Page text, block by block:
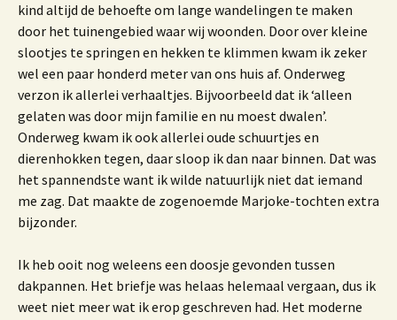
kind altijd de behoefte om lange wandelingen te maken
door het tuinengebied waar wij woonden. Door over kleine
slootjes te springen en hekken te klimmen kwam ik zeker
wel een paar honderd meter van ons huis af. Onderweg
verzon ik allerlei verhaaltjes. Bijvoorbeeld dat ik ‘alleen
gelaten was door mijn familie en nu moest dwalen’.
Onderweg kwam ik ook allerlei oude schuurtjes en
dierenhokken tegen, daar sloop ik dan naar binnen. Dat was
het spannendste want ik wilde natuurlijk niet dat iemand
me zag. Dat maakte de zogenoemde Marjoke-tochten extra
bijzonder.
Ik heb ooit nog weleens een doosje gevonden tussen
dakpannen. Het briefje was helaas helemaal vergaan, dus ik
weet niet meer wat ik erop geschreven had. Het moderne